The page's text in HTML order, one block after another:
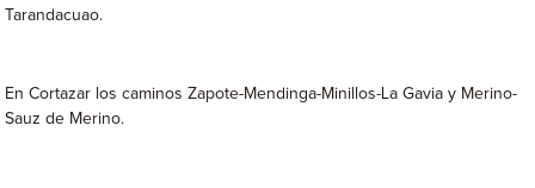
Tarandacuao.
En Cortazar los caminos Zapote-Mendinga-Minillos-La Gavia y Merino-
Sauz de Merino.